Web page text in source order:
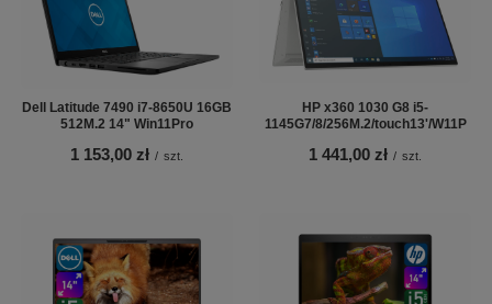
Dell Latitude 7490 i7-8650U 16GB
512M.2 14" Win11Pro
1 153,00 zł / szt.
HP x360 1030 G8 i5-
1145G7/8/256M.2/touch13'/W11P
1 441,00 zł / szt.